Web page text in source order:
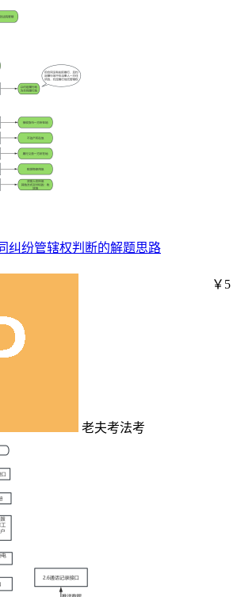
纠纷管辖权判断的解题思路
老夫考法考
￥5